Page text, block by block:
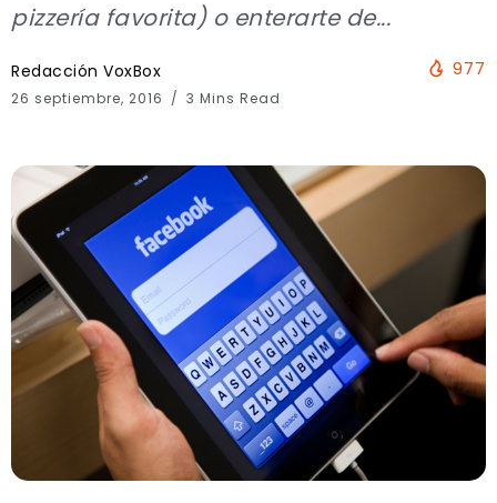
pizzería favorita) o enterarte de...
Redacción VoxBox
26 septiembre, 2016 3 Mins Read
977